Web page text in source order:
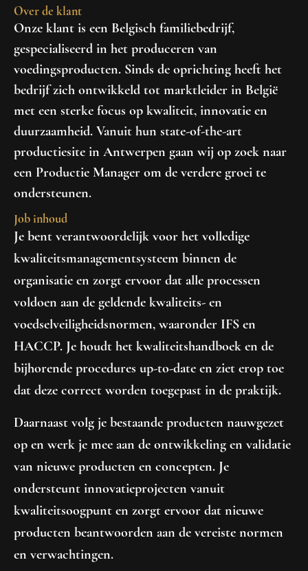
Over de klant
Onze klant is een Belgisch familiebedrijf,
gespecialiseerd in het produceren van
voedingsproducten. Sinds de oprichting heeft het
bedrijf zich ontwikkeld tot marktleider in België
met een sterke focus op kwaliteit, innovatie en
duurzaamheid. Vanuit hun state-of-the-art
productiesite in Antwerpen gaan wij op zoek naar
een Productie Manager om de verdere groei te
ondersteunen.
Job inhoud
Je bent verantwoordelijk voor het volledige
kwaliteitsmanagementsysteem binnen de
organisatie en zorgt ervoor dat alle processen
voldoen aan de geldende kwaliteits- en
voedselveiligheidsnormen, waaronder IFS en
HACCP. Je houdt het kwaliteitshandboek en de
bijhorende procedures up-to-date en ziet erop toe
dat deze correct worden toegepast in de praktijk.
Daarnaast volg je bestaande producten nauwgezet
op en werk je mee aan de ontwikkeling en validatie
van nieuwe producten en concepten. Je
ondersteunt innovatieprojecten vanuit
kwaliteitsoogpunt en zorgt ervoor dat nieuwe
producten beantwoorden aan de vereiste normen
en verwachtingen.